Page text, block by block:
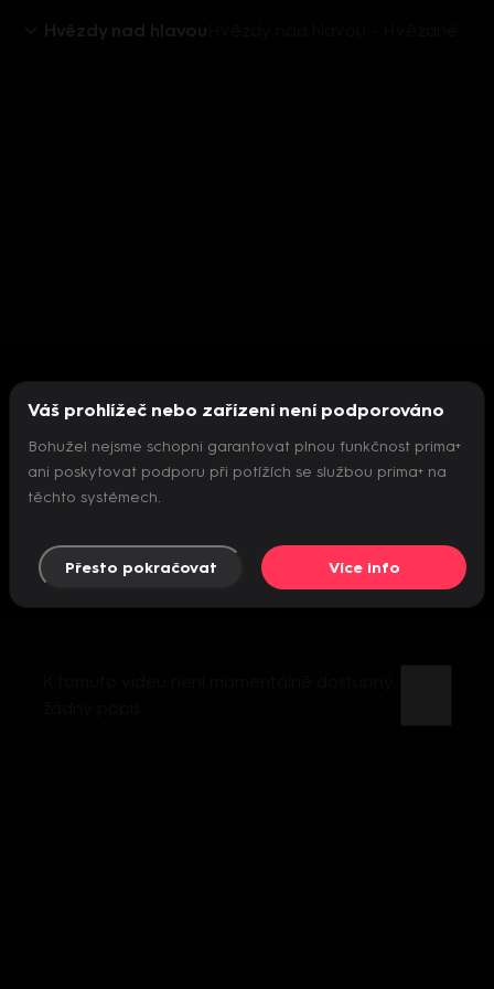
Hvězdy nad hlavou
Nepodařilo se inicializovat přehrávač
Váš prohlížeč nebo zařízení není podporováno
Bohužel nejsme schopni garantovat plnou funkčnost prima+
ani poskytovat podporu při potížích se službou prima+ na
těchto systémech.
Přesto pokračovat Více info